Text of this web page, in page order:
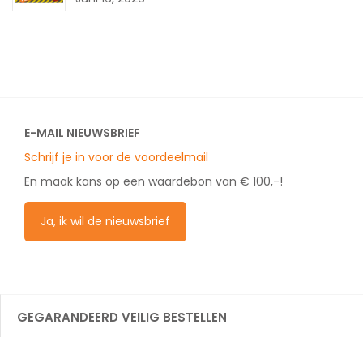
E-MAIL NIEUWSBRIEF
Schrijf je in voor de voordeelmail
En maak kans op een waardebon van € 100,-!
Ja, ik wil de nieuwsbrief
GEGARANDEERD VEILIG BESTELLEN